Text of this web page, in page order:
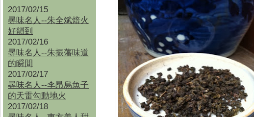
2017/02/15
尋味名人--朱全斌焙火
好韻到
2017/02/16
尋味名人--朱振藩味道
的瞬間
2017/02/17
尋味名人--李昂烏魚子
的天雷勾動地火
2017/02/18